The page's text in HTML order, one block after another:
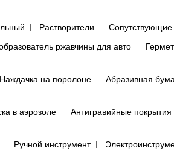
Растворители Сопутствующие
ржавчины для авто
Наждачка на поролоне Абразивная
в аэрозоле Антигравийные покрытия
Ручной инструмент